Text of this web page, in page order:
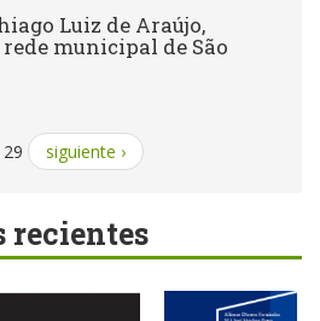
Luiz de Araújo,
municipal de São
siguiente ›
recientes